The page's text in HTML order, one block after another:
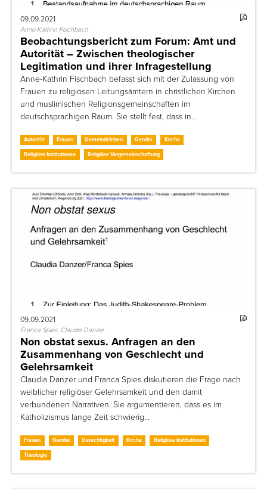
09.09.2021
Anne-Kathrin Fischbach
Beobachtungsbericht zum Forum: Amt und
Autorität – Zwischen theologischer
Legitimation und ihrer Infragestellung
Anne-Kathrin Fischbach befasst sich mit der Zulassung von
Frauen zu religiösen Leitungsämtern in christlichen Kirchen
und muslimischen Religionsgemeinschaften im
deutschsprachigen Raum. Sie stellt fest, dass in…
Autorität Frauen Gemeindeleben Gender
Kirche
Religiöse Institutionen
Religiöse Vergemeinschaftung
09.09.2021
Franca Spies, Claudia Danzer
Non obstat sexus. Anfragen an den
Zusammenhang von Geschlecht und
Gelehrsamkeit
Claudia Danzer und Franca Spies diskutieren die Frage nach
weiblicher religiöser Gelehrsamkeit und den damit
verbundenen Narrativen. Sie argumentieren, dass es im
Katholizismus lange Zeit schwierig…
Frauen Gender Gerechtigkeit Kirche
Religiöse Institutionen
Theologie